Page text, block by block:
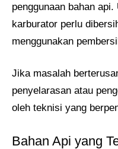
penggunaan bahan
karburator perlu
menggunakan
Jika masalah
penyelarasan atau
oleh teknisi yang
Bahan Api yang